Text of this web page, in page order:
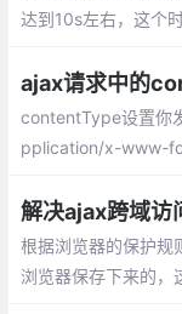
达到10s左右，这个
项目的完善性,这个
ajax请求中的
contentType设置你
pplication/x-www-
解决ajax跨域
根据浏览器的保护规
浏览器保存下来的，